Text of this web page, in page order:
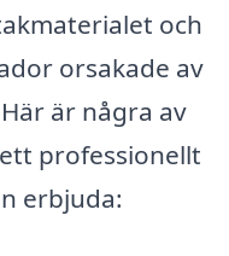
och
orsakade av
är några av
professionellt
erbjuda: